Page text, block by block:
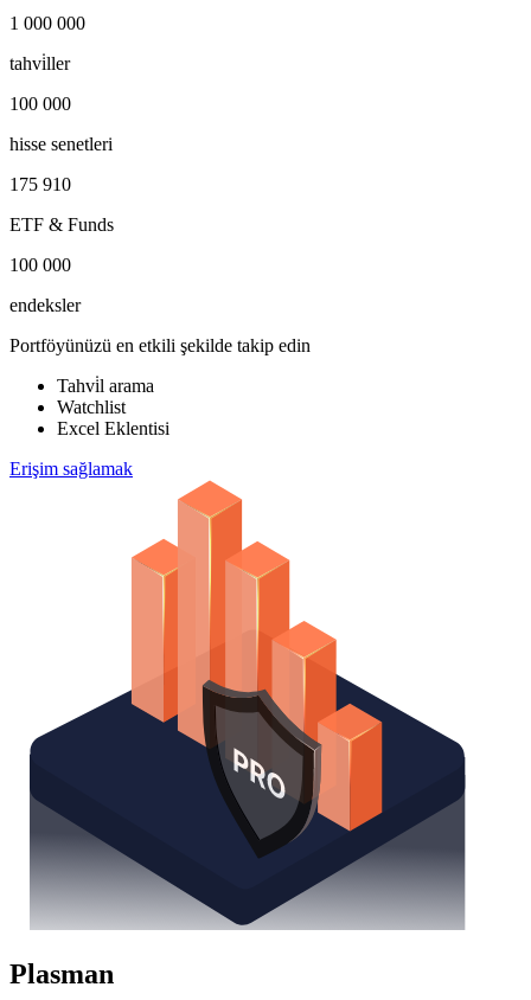
1 000 000
tahvi̇ller
100 000
hisse senetleri
175 910
ETF & Funds
100 000
endeksler
Portföyünüzü en etkili şekilde takip edin
Tahvi̇l arama
Watchlist
Excel Eklentisi
Erişim sağlamak
Plasman